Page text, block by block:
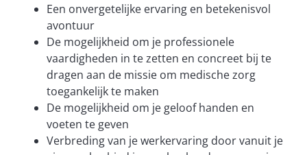
Een onvergetelijke ervaring en betekenisvol
avontuur
De mogelijkheid om je professionele
vaardigheden in te zetten en concreet bij te
dragen aan de missie om medische zorg
toegankelijk te maken
De mogelijkheid om je geloof handen en
voeten te geven
Verbreding van je werkervaring door vanuit je